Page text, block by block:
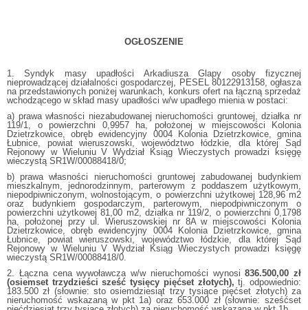
OGŁOSZENIE
1. Syndyk masy upadłości Arkadiusza Glapy osoby fizycznej
nieprowadzącej działalności gospodarczej, PESEL 80122913158, ogłasza
na przedstawionych poniżej warunkach, konkurs ofert na łączną sprzedaż
wchodzącego w skład masy upadłości w/w upadłego mienia w postaci:
a) prawa własności niezabudowanej nieruchomości gruntowej, działka nr
119/1, o powierzchni 0,9957 ha, położonej w miejscowości Kolonia
Dzietrzkowice, obręb ewidencyjny 0004 Kolonia Dzietrzkowice, gmina
Łubnice, powiat wieruszowski, województwo łódzkie, dla której Sąd
Rejonowy w Wieluniu V Wydział Ksiąg Wieczystych prowadzi księgę
wieczystą SR1W/00088418/0;
b) prawa własności nieruchomości gruntowej zabudowanej budynkiem
mieszkalnym, jednorodzinnym, parterowym z poddaszem użytkowym,
niepodpiwniczonym, wolnostojącym, o powierzchni użytkowej 128,96 m2
oraz budynkiem gospodarczym, parterowym, niepodpiwniczonym o
powierzchni użytkowej 81,00 m2, działka nr 119/2, o powierzchni 0,1798
ha, położonej przy ul. Wieruszowskiej nr 8A w miejscowości Kolonia
Dzietrzkowice, obręb ewidencyjny 0004 Kolonia Dzietrzkowice, gmina
Łubnice, powiat wieruszowski, województwo łódzkie, dla której Sąd
Rejonowy w Wieluniu V Wydział Ksiąg Wieczystych prowadzi księgę
wieczystą SR1W/00088418/0.
2. Łączna cena wywoławcza w/w nieruchomości wynosi836.500,00 zł
(osiemset trzydzieści sześć tysięcy pięćset złotych), tj. odpowiednio:
183.500 zł (słownie: sto osiemdziesiąt trzy tysiące pięćset złotych) za
nieruchomość wskazaną w pkt 1a) oraz 653.000 zł (słownie: sześćset